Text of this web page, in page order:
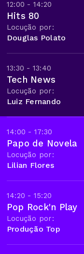
12:00 - 14:20
Hits 80
Locução por:
Douglas Polato
13:30 - 13:40
Tech News
Locução por:
Luiz Fernando
14:00 - 17:30
Papo de Novela
Locução por:
Lilian Flores
14:20 - 15:20
Pop Rock'n Play
Locução por:
Produção Top